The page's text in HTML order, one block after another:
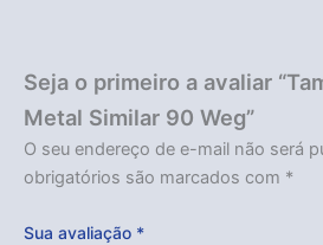
Seja o primeiro a avaliar
Metal Similar 90 Weg”
O seu endereço de e-mail não será
obrigatórios são marcados com *
Sua avaliação *